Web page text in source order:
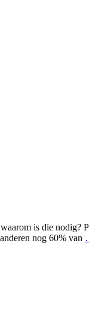
is die
nog 60% van